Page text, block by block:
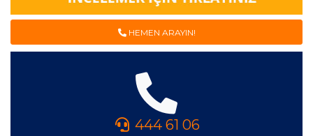
HEMEN ARAYIN!
444 61 06